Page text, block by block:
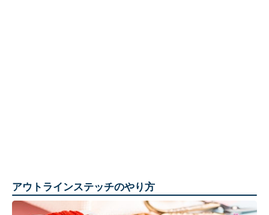
アウトラインステッチのやり方